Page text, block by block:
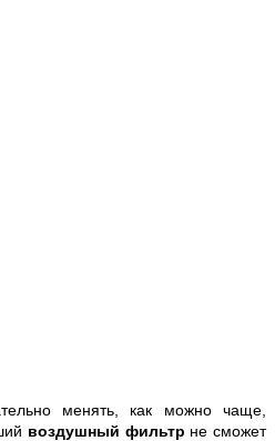
менять, как можно чаще,
воздушный фильтр не сможет